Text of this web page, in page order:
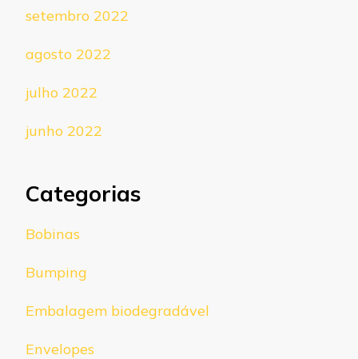
setembro 2022
agosto 2022
julho 2022
junho 2022
Categorias
Bobinas
Bumping
Embalagem biodegradável
Envelopes